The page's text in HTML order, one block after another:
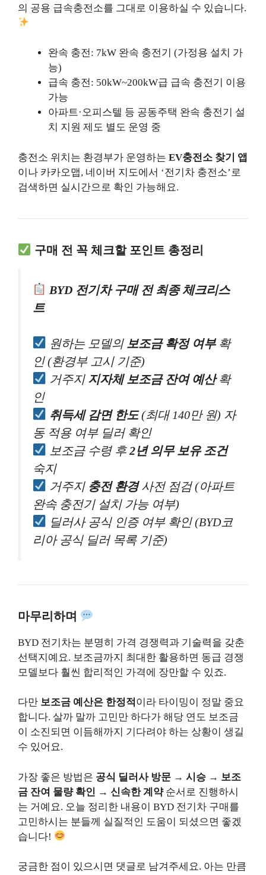
의 공용 급속충전소를 그대로 이용하실 수 있습니다.
완속 충전: 7kW 완속 충전기 (가정용 설치 가
능)
급속 충전: 50kW~200kW급 급속 충전기 이용
가능
아파트·오피스텔 등 공동주택 완속 충전기 설
치 지원 제도 별도 운영 중
충전소 위치는 환경부가 운영하는 EV충전소 찾기 앱
이나 카카오맵, 네이버 지도에서 ‘전기차 충전소’로
검색하면 실시간으로 확인 가능해요.
구매 전 꼭 체크할 포인트 총정리
BYD 전기차 구매 전 최종 체크리스
트
원하는 모델의 보조금 확정 여부확
인 (환경부 고시 기준)
거주지 지자체 보조금 잔여 예산확
인
취득세 감면 한도(최대 140만 원) 자
동 적용 여부 딜러 확인
보조금 수령 후2년 의무 보유 조건
숙지
거주지 충전 환경사전 점검 (아파트
완속 충전기 설치 가능 여부)
딜러사 공식 인증 여부 확인 (BYD코
리아 공식 딜러 목록 기준)
마무리하며
BYD 전기차는 분명히 가격 경쟁력과 기술력을 갖춘
선택지예요. 보조금까지 최대한 활용하면 동급 경쟁
모델보다 훨씬 합리적인 가격에 장만할 수 있죠.
다만 보조금 예산은 한정적 이라 타이밍이 정말 중요
합니다. 살까 말까 고민만 하다가 해당 연도 보조금
이 소진되면 이듬해까지 기다려야 하는 상황이 생길
수 있어요.
가장 좋은 방법은 공식 딜러사 방문 → 시승 → 보조
금 잔여 물량 확인 → 신속한 계약순서로 진행하시
는 거예요. 오늘 정리한 내용이 BYD 전기차 구매를
고민하시는 분들께 실질적인 도움이 되셨으면 좋겠
습니다!
궁금한 점이 있으시면 댓글로 남겨주세요. 아는 만큼